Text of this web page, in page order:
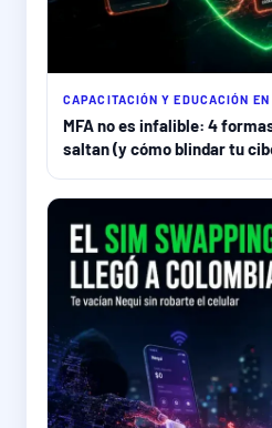
CAPACITACIÓN Y EDUCACIÓN EN
MFA no es infalible: 4
saltan (y cómo blindar tu